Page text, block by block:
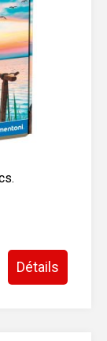
Détails